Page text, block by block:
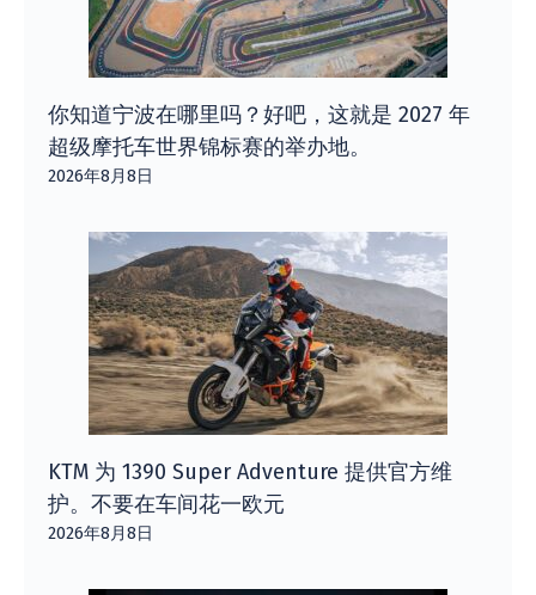
你知道宁波在哪里吗？好吧，这就是 2027 年
超级摩托车世界锦标赛的举办地。
2026年8月8日
KTM 为 1390 Super Adventure 提供官方维
护。不要在车间花一欧元
2026年8月8日